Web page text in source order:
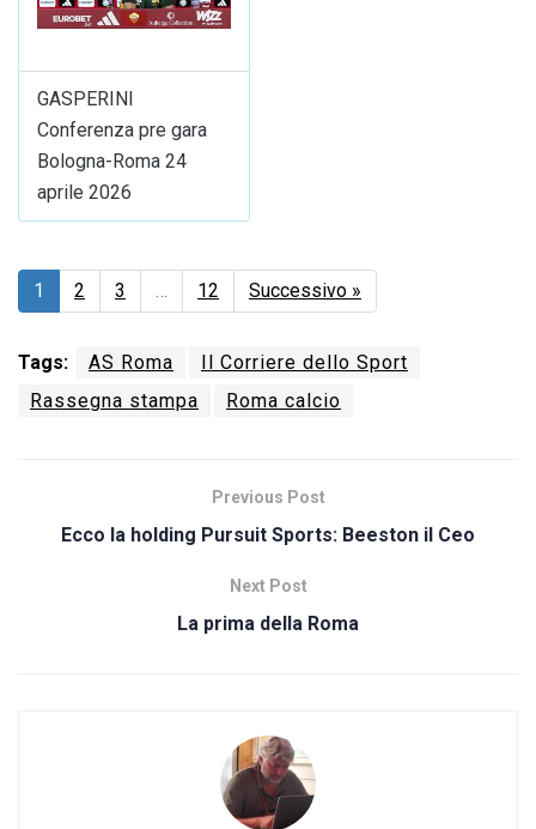
GASPERINI
Conferenza pre gara
Bologna-Roma 24
aprile 2026
1 2 3 … 12 Successivo »
Tags: AS Roma
Il Corriere dello Sport
Rassegna stampa
Roma calcio
Previous Post
Ecco la holding Pursuit Sports: Beeston il Ceo
Next Post
La prima della Roma